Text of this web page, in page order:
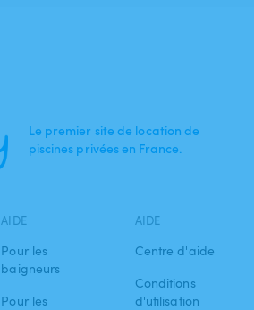
Le premier site de location de
piscines privées en France.
AIDE
Pour les
baigneurs
Pour les
AIDE
Centre d'aide
Conditions
d'utilisation